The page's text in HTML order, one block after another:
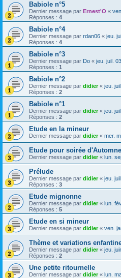
Babiole n°5
Dernier message par Ernest'O «
Réponses : 4
Babiole n°4
Dernier message par rdan06 « jeu.
Réponses : 4
Babiole n°3
Dernier message par Do « jeu. juil.
Réponses : 1
Babiole n°2
Dernier message par didier« jeu.
Réponses : 2
Babiole n°1
Dernier message par didier« jeu.
Réponses : 2
Etude en la mineur
Dernier message par didier« mer.
Etude pour soirée d'Automne
Dernier message par didier« lun.
Prélude
Dernier message par didier« jeu.
Réponses : 3
Etude mignonne
Dernier message par didier« lun.
Réponses : 5
Etude en si mineur
Dernier message par didier« ven.
Thème et variations
Dernier message par didier« jeu.
Réponses : 2
Une petite ritournelle
Dernier message par didier« lun.